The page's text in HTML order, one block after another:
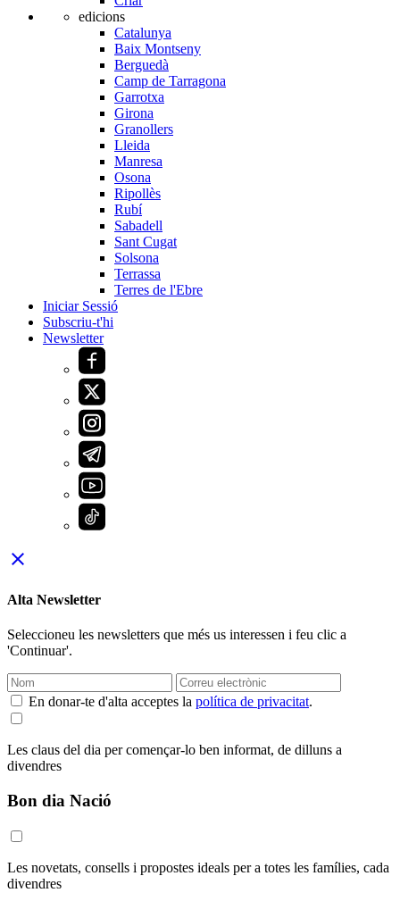
edicions
Catalunya
Baix Montseny
Berguedà
Camp de Tarragona
Garrotxa
Girona
Granollers
Lleida
Manresa
Osona
Ripollès
Rubí
Sabadell
Sant Cugat
Solsona
Terrassa
Terres de l'Ebre
Iniciar Sessió
Subscriu-t'hi
Newsletter
close
Alta Newsletter
Seleccioneu les newsletters que més us interessen i feu clic a
'Continuar'.
En donar-te d'alta acceptes la política de privacitat.
Les claus del dia per començar-lo ben informat, de dilluns a
divendres
Bon dia Nació
Les novetats, consells i propostes ideals per a totes les famílies, cada
divendres